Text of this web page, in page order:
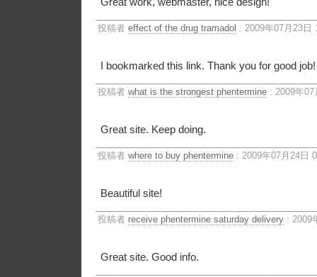
投稿者 effect of the drug tramadol : 2009年07月23日
I bookmarked this link. Thank you for good job!
投稿者 what is the strongest phentermine : 2009年
Great site. Keep doing.
投稿者 where to buy phentermine : 2009年07月24日
Beautiful site!
投稿者 receive phentermine saturday delivery : 2009
Great site. Good info.